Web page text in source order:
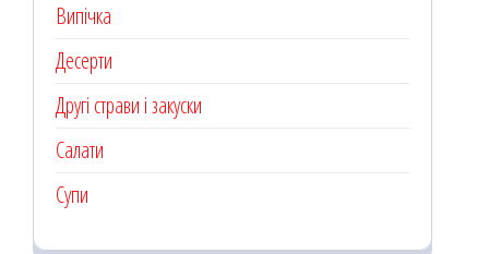
Випічка
Десерти
Другі страви і закуски
Салати
Супи